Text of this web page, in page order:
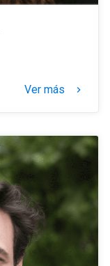
Ver más navigate_next